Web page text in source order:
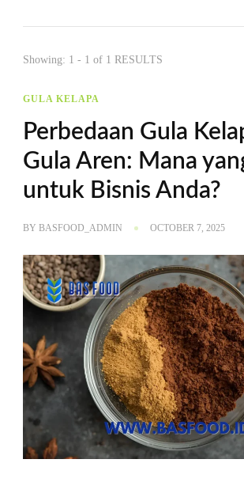
Showing: 1 - 1 of 1 RESULTS
GULA KELAPA
Perbedaan Gula
Gula Aren: Mana
untuk Bisnis Anda?
BY BASFOOD_ADMIN OCTOBER 7, 2025